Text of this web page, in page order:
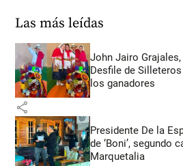
Las más leídas
John Jairo
Desfile de
los ganadores
share
Presidente De la
de ‘Boni’, segundo
Marquetalia